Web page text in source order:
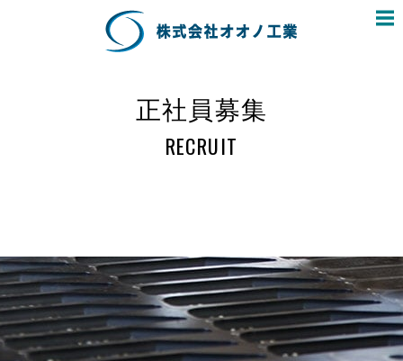
正社員募集
RECRUIT